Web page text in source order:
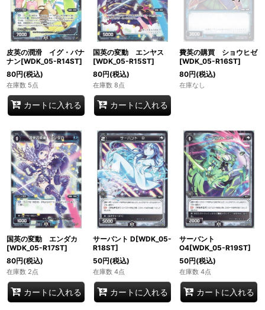
皮英の潤滑 イグ・バナ
ナン[WDK_05-R14ST]
80円(税込)
在庫数 5点
カートに入れる
国英の変動 エンヤス
[WDK_05-R15ST]
80円(税込)
在庫数 8点
カートに入れる
費英の購買 ショウヒゼ
[WDK_05-R16ST]
80円(税込)
在庫なし
国英の変動 エンダカ
[WDK_05-R17ST]
80円(税込)
在庫数 2点
カートに入れる
サーバント D[WDK_05-
R18ST]
50円(税込)
在庫数 4点
カートに入れる
サーバント
O4[WDK_05-R19ST]
50円(税込)
在庫数 4点
カートに入れる